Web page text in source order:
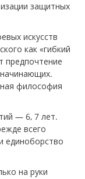
защитных
искусств
как «гибкий
предпочтение
философия
— 6, 7 лет.
всего
единоборство
на руки